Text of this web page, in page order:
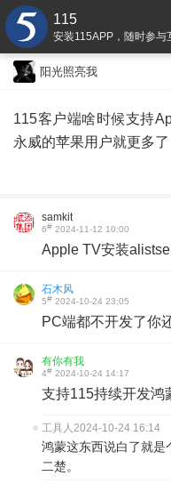
115
安装115APP，随时参与
阳光照亮我
115客户端啥时候支持
永威的苹果用户就更多了
samkit
6# 2024-11-12 10:00
Apple TV安装
石木风
5# 2024-10-24 23:05
PC端都不开发了你
有你有我
4# 2024-10-24 14:17
支持115持续开发鸿
工具人2024-10-24 16:14
鸿蒙这东西说白了就是
二楚。